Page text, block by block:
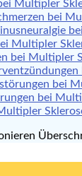
Multipler
bei
Multipler
bei Multipler
bei
bei